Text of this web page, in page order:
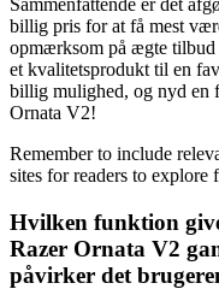
Sammenfattende er det
billig pris for at få mest
opmærksom på ægte
et kvalitetsprodukt til en
billig mulighed, og nyd en
Ornata V2!
Remember to include
sites for readers to explore
Hvilken funktion
Razer Ornata V2
påvirker det